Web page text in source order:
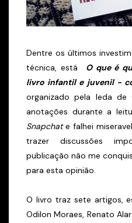
Dentre os últimos
técnica, está O que é
livro infantil e juvenil -
organizado pela Ieda de
anotações durante a
Snapchate falhei
trazer discussões
publicação não me
para esta opinião.
O livro traz sete artigos,
Odilon Moraes, Renato